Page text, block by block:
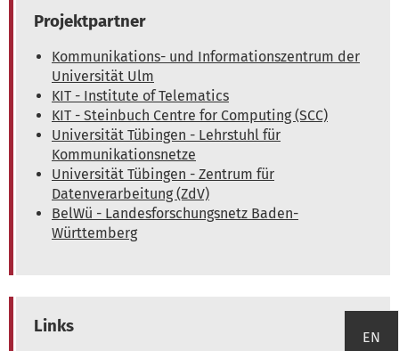
EN
Projektpartner
Kommunikations- und Informationszentrum der
Universität Ulm
KIT - Institute of Telematics
KIT - Steinbuch Centre for Computing (SCC)
Universität Tübingen - Lehrstuhl für
Kommunikationsnetze
Universität Tübingen - Zentrum für
Datenverarbeitung (ZdV)
BelWü - Landesforschungsnetz Baden-
Württemberg
Links